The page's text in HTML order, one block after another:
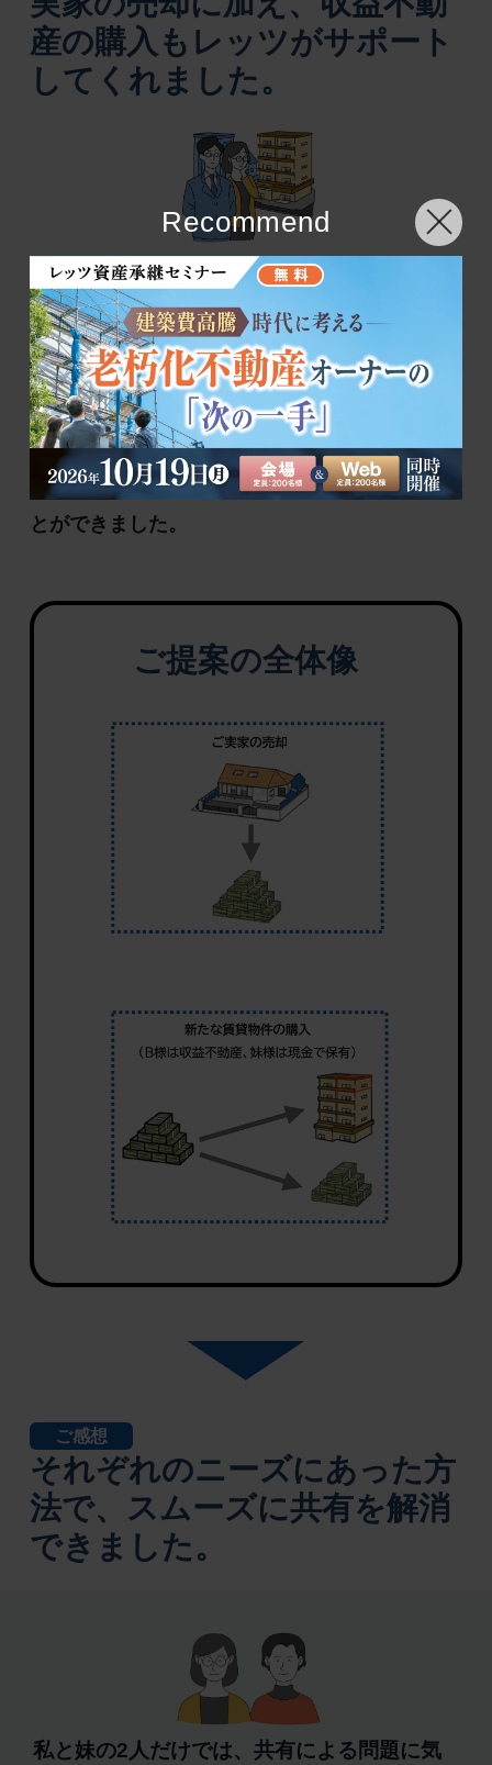
産の購入もレッツがサポート
してくれました。
レッツは実家の売却に加え、私の新たな収益不
動産の購入もサポートしてくれました。
私の意向を踏まえたエリアの中で複数物件をピ
ックアップし、資産性や収益性の比較などを行
ってくれたので、満足のいく物件を購入するこ
とができました。
ご提案の全体像
ご感想
それぞれのニーズにあった方
法で、スムーズに共有を解消
できました。
私と妹の2人だけでは、共有による問題に気
Recommend